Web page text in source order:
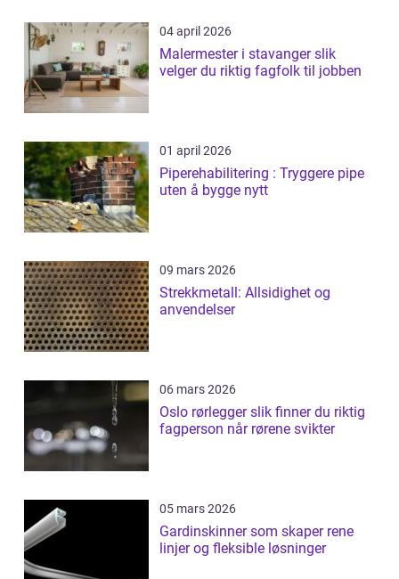
04 april 2026
Malermester i stavanger slik
velger du riktig fagfolk til jobben
01 april 2026
Piperehabilitering : Tryggere pipe
uten å bygge nytt
09 mars 2026
Strekkmetall: Allsidighet og
anvendelser
06 mars 2026
Oslo rørlegger slik finner du riktig
fagperson når rørene svikter
05 mars 2026
Gardinskinner som skaper rene
linjer og fleksible løsninger